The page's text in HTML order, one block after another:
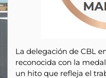
La delegación de CBL
reconocida con la
un hito que refleja el